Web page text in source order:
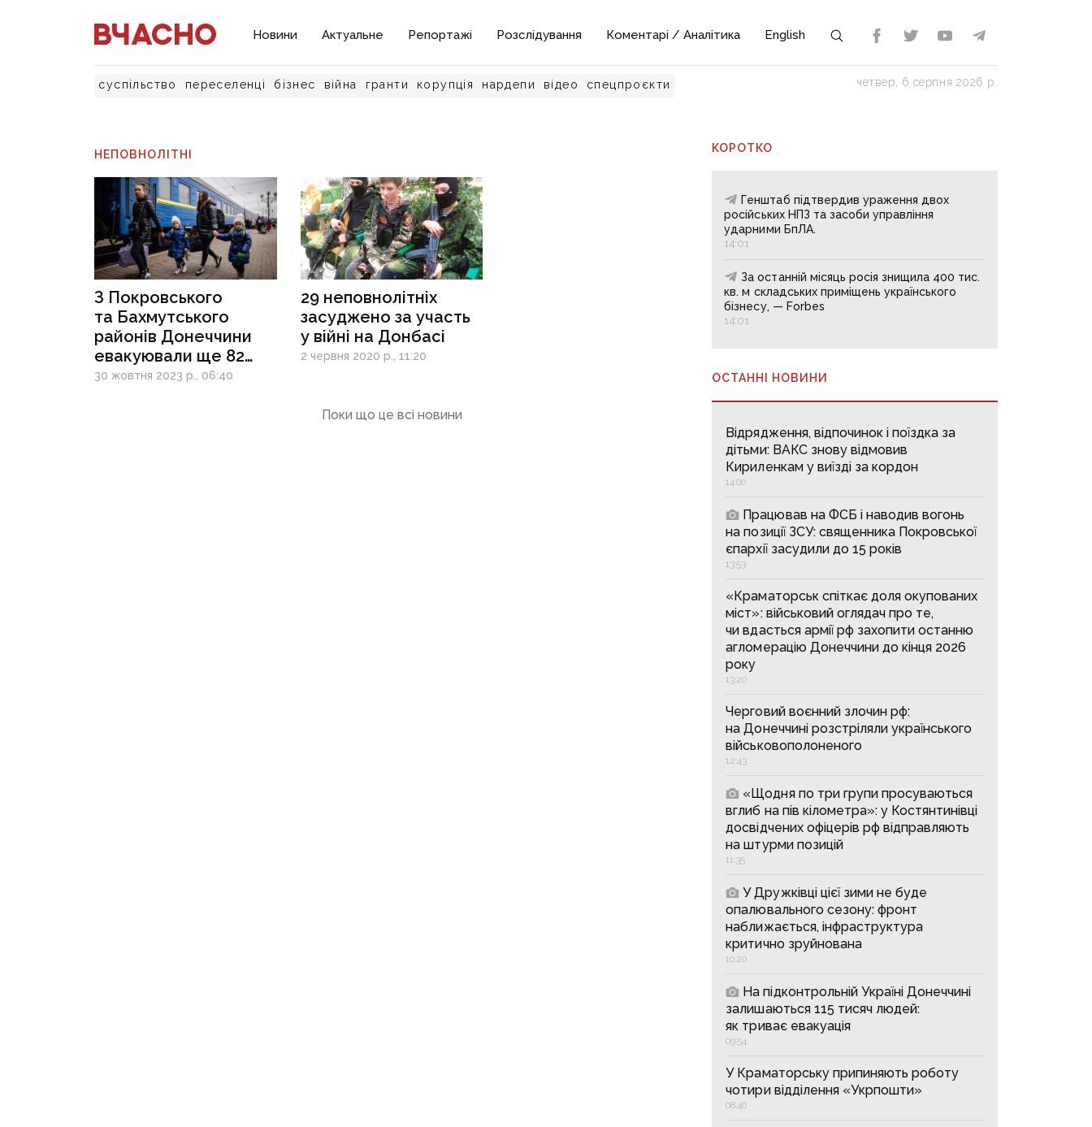
Новини Актуальне Репортажі Розслідування Коментарі / Аналітика English
суспільство переселенці бізнес війна гранти корупція нардепи відео спецпроєкти четвер, 6 серпня 2026 р.
НЕПОВНОЛІТНІ
З Покровського
та Бахмутського
районів Донеччини
евакуювали ще 82
дитини
30 жовтня 2023 р., 06:40
29 неповнолітніх
засуджено за участь
у війні на Донбасі
2 червня 2020 р., 11:20
Поки що це всі новини
КОРОТКО
Генштаб підтвердив ураження двох
російських НПЗ та засоби управління
ударними БпЛА.
14:01
За останній місяць росія знищила 400 тис.
кв. м складських приміщень українського
бізнесу, — Forbes
14:01
ОСТАННІ НОВИНИ
Відрядження, відпочинок і поїздка за
дітьми: ВАКС знову відмовив
Кириленкам у виїзді за кордон
14:00
Працював на ФСБ і наводив вогонь
на позиції ЗСУ: священника Покровської
єпархії засудили до 15 років
13:53
«Краматорськ спіткає доля окупованих
міст»: військовий оглядач про те,
чи вдасться армії рф захопити останню
агломерацію Донеччини до кінця 2026
року
13:20
Черговий воєнний злочин рф:
на Донеччині розстріляли українського
військовополоненого
12:43
«Щодня по три групи просуваються
вглиб на пів кілометра»: у Костянтинівці
досвідчених офіцерів рф відправляють
на штурми позицій
11:35
У Дружківці цієї зими не буде
опалювального сезону: фронт
наближається, інфраструктура
критично зруйнована
10:20
На підконтрольній Україні Донеччині
залишаються 115 тисяч людей:
як триває евакуація
09:54
У Краматорську припиняють роботу
чотири відділення «Укрпошти»
08:46